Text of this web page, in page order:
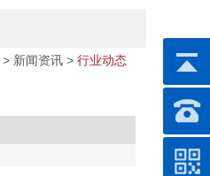
> 新闻资讯 > 行业动态